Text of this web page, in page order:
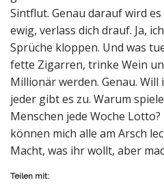
Sintflut. Genau darauf wird
ewig, verlass dich drauf. Ja,
Sprüche kloppen. Und was
fette Zigarren, trinke Wein
Millionär werden. Genau. Will
jeder gibt es zu. Warum
Menschen jede Woche
können mich alle am Arsch
Macht, was ihr wollt, aber
Teilen mit: